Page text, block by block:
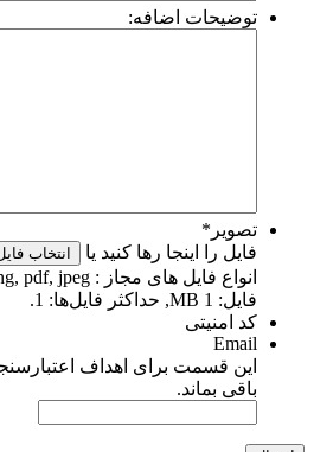
توضیحات اضافه:
تصویر*
فایل را اینجا رها کنید یا
انتخاب فایل
فایل: 1 MB, حداکثر فایل‌ها: 1.
کد امنیتی
Email
این قسمت برای اهداف
باقی بماند.